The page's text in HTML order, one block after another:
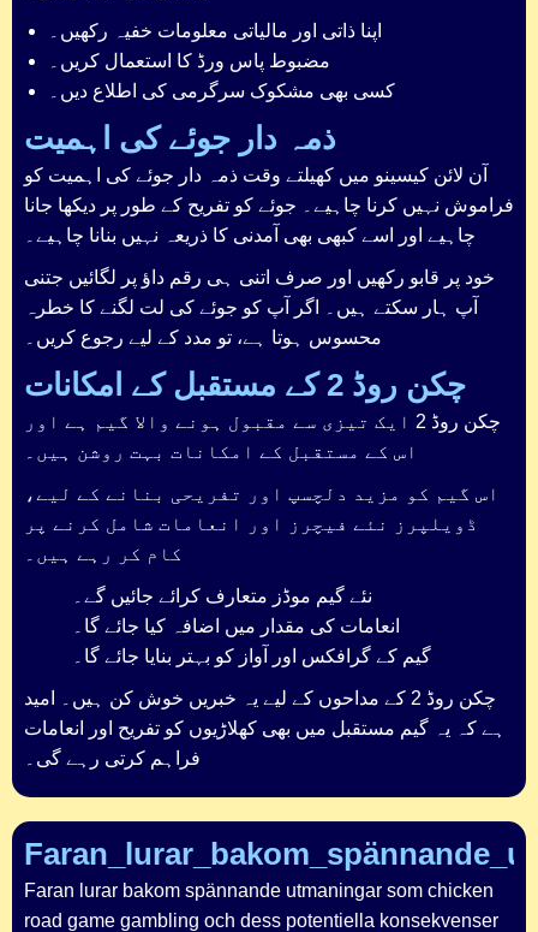
اپنا ذاتی اور مالیاتی معلومات خفیہ رکھیں۔
مضبوط پاس ورڈ کا استعمال کریں۔
کسی بھی مشکوک سرگرمی کی اطلاع دیں۔
ذمہ دار جوئے کی اہمیت
آن لائن کیسینو میں کھیلتے وقت ذمہ دار جوئے کی اہمیت کو
فراموش نہیں کرنا چاہیے۔ جوئے کو تفریح کے طور پر دیکھا جانا
چاہیے اور اسے کبھی بھی آمدنی کا ذریعہ نہیں بنانا چاہیے۔
خود پر قابو رکھیں اور صرف اتنی ہی رقم داؤ پر لگائیں جتنی
آپ ہار سکتے ہیں۔ اگر آپ کو جوئے کی لت لگنے کا خطرہ
محسوس ہوتا ہے، تو مدد کے لیے رجوع کریں۔
چکن روڈ 2 کے مستقبل کے امکانات
چکن روڈ 2 ایک تیزی سے مقبول ہونے والا گیم ہے اور
اس کے مستقبل کے امکانات بہت روشن ہیں۔
اس گیم کو مزید دلچسپ اور تفریحی بنانے کے لیے،
ڈویلپرز نئے فیچرز اور انعامات شامل کرنے پر
کام کر رہے ہیں۔
نئے گیم موڈز متعارف کرائے جائیں گے۔
انعامات کی مقدار میں اضافہ کیا جائے گا۔
گیم کے گرافکس اور آواز کو بہتر بنایا جائے گا۔
چکن روڈ 2 کے مداحوں کے لیے یہ خبریں خوش کن ہیں۔ امید
ہے کہ یہ گیم مستقبل میں بھی کھلاڑیوں کو تفریح اور انعامات
فراہم کرتی رہے گی۔
Faran lurar bakom spännande utmaningar som chicken
road game gambling och dess potentiella konsekvenser